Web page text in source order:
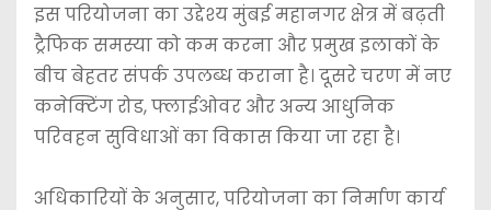
इस परियोजना का उद्देश्य मुंबई महानगर क्षेत्र में बढ़ती
ट्रैफिक समस्या को कम करना और प्रमुख इलाकों के
बीच बेहतर संपर्क उपलब्ध कराना है। दूसरे चरण में नए
कनेक्टिंग रोड, फ्लाईओवर और अन्य आधुनिक
परिवहन सुविधाओं का विकास किया जा रहा है।
अधिकारियों के अनुसार, परियोजना का निर्माण कार्य